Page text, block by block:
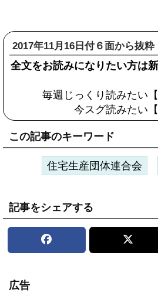
2017年11月16日付６面から抜粋
全文をお読みになりたい方は
毎週じっくり読みたい【
今スグ読みたい【
この記事のキーワード
住宅生産団体連合会
記事をシェアする
広告